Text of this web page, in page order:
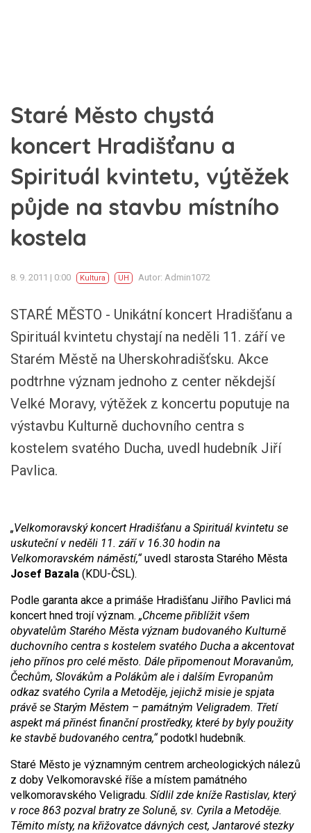
Staré Město chystá
koncert Hradišťanu a
Spirituál kvintetu, výtěžek
půjde na stavbu místního
kostela
8. 9. 2011 | 0:00 Kultura UH Autor: Admin1072
STARÉ MĚSTO - Unikátní koncert Hradišťanu a
Spirituál kvintetu chystají na neděli 11. září ve
Starém Městě na Uherskohradišťsku. Akce
podtrhne význam jednoho z center někdejší
Velké Moravy, výtěžek z koncertu poputuje na
výstavbu Kulturně duchovního centra s
kostelem svatého Ducha, uvedl hudebník Jiří
Pavlica.
„Velkomoravský koncert Hradišťanu a Spirituál kvintetu se
uskuteční v neděli 11. září v 16.30 hodin na
Velkomoravském náměstí,“uvedl starosta Starého Města
Josef Bazala (KDU-ČSL).
Podle garanta akce a primáše Hradišťanu Jiřího Pavlici má
koncert hned trojí význam. „Chceme přiblížit všem
obyvatelům Starého Města význam budovaného Kulturně
duchovního centra s kostelem svatého Ducha a akcentovat
jeho přínos pro celé město. Dále připomenout Moravanům,
Čechům, Slovákům a Polákům ale i dalším Evropanům
odkaz svatého Cyrila a Metoděje, jejichž misie je spjata
právě se Starým Městem – památným Veligradem. Třetí
aspekt má přinést finanční prostředky, které by byly použity
ke stavbě budovaného centra,“podotkl hudebník.
Staré Město je významným centrem archeologických nálezů
z doby Velkomoravské říše a místem památného
velkomoravského Veligradu. Sídlil zde kníže Rastislav, který
v roce 863 pozval bratry ze Soluně, sv. Cyrila a Metoděje.
Těmito místy, na křižovatce dávných cest, Jantarové stezky